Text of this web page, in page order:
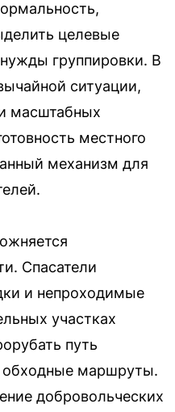
целевые
группировки. В
ситуации,
масштабных
местного
механизм для
Спасатели
и непроходимые
участках
путь
обходные маршруты.
добровольческих